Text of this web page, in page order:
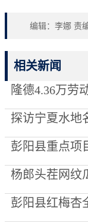
编辑：李娜 责
相关新闻
隆德4.36万劳
探访宁夏水地
彭阳县重点项
杨郎头茬网纹
彭阳县红梅杏